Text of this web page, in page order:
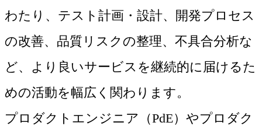
わたり、テスト計画・設計、開発プロセス
の改善、品質リスクの整理、不具合分析な
ど、より良いサービスを継続的に届けるた
めの活動を幅広く関わります。
プロダクトエンジニア（PdE）やプロダク